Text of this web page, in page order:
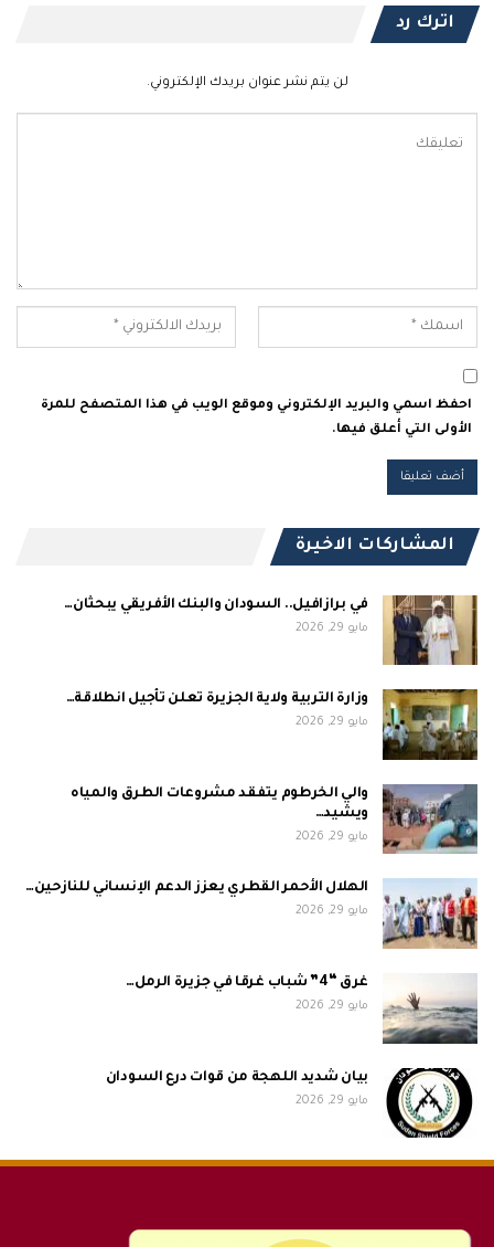
اترك رد
لن يتم نشر عنوان بريدك الإلكتروني.
احفظ اسمي والبريد الإلكتروني وموقع الويب في هذا المتصفح للمرة
الأولى التي أعلق فيها.
المشاركات الاخيرة
في برازافيل.. السودان والبنك الأفريقي يبحثان…
مايو 29, 2026
وزارة التربية ولاية الجزيرة تعلن تأجيل انطلاقة…
مايو 29, 2026
والي الخرطوم يتفقد مشروعات الطرق والمياه
ويشيد…
مايو 29, 2026
الهلال الأحمر القطري يعزز الدعم الإنساني للنازحين…
مايو 29, 2026
غرق “4” شباب غرقا في جزيرة الرمل…
مايو 29, 2026
بيان شديد اللهجة من قوات درع السودان
مايو 29, 2026